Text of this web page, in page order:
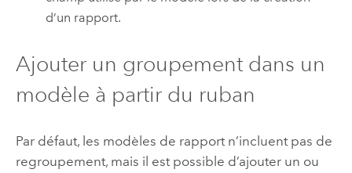
d’un rapport.
Ajouter un groupement dans un
modèle à partir du ruban
Par défaut, les modèles de rapport n’incluent pas de
regroupement, mais il est possible d’ajouter un ou